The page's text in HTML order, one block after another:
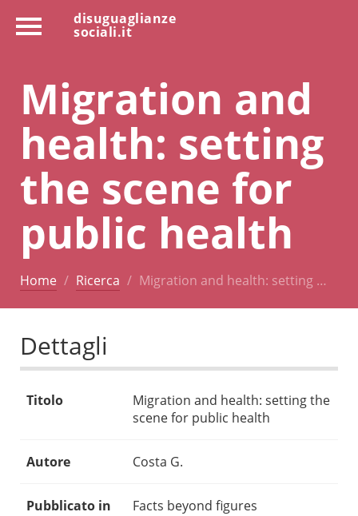
disuguaglianze
sociali.it
Migration and
health: setting
the scene for
public health
Home Ricerca Migration and health: setting …
Dettagli
Titolo
Migration and health: setting the
scene for public health
Autore Costa G.
Pubblicato in Facts beyond figures